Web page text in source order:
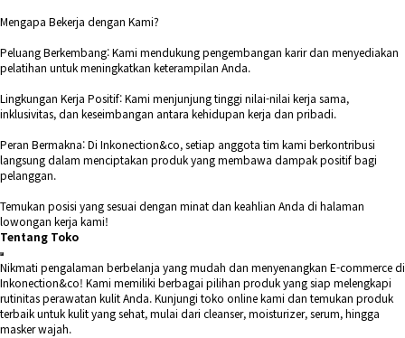
Mengapa Bekerja dengan Kami?
Peluang Berkembang: Kami mendukung pengembangan karir dan menyediakan
pelatihan untuk meningkatkan keterampilan Anda.
Lingkungan Kerja Positif: Kami menjunjung tinggi nilai-nilai kerja sama,
inklusivitas, dan keseimbangan antara kehidupan kerja dan pribadi.
Peran Bermakna: Di Inkonection&co, setiap anggota tim kami berkontribusi
langsung dalam menciptakan produk yang membawa dampak positif bagi
pelanggan.
Temukan posisi yang sesuai dengan minat dan keahlian Anda di halaman
lowongan kerja kami!
Tentang Toko
Nikmati pengalaman berbelanja yang mudah dan menyenangkan E-commerce di
Inkonection&co! Kami memiliki berbagai pilihan produk yang siap melengkapi
rutinitas perawatan kulit Anda. Kunjungi toko online kami dan temukan produk
terbaik untuk kulit yang sehat, mulai dari cleanser, moisturizer, serum, hingga
masker wajah.